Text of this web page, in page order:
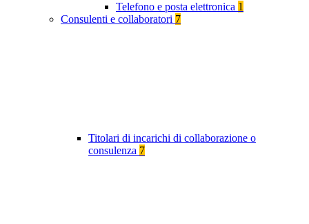
Telefono e posta elettronica 1
Consulenti e collaboratori 7
Titolari di incarichi di collaborazione o
consulenza 7